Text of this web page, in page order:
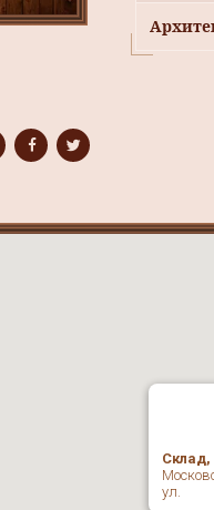
Склад,
ул.